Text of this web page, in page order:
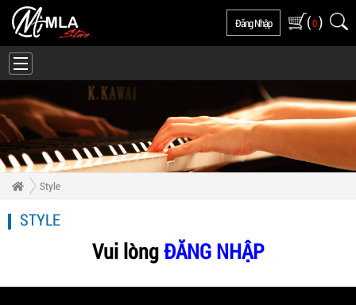
Đăng Nhập (0)
Style
STYLE
Vui lòngĐĂNG NHẬP